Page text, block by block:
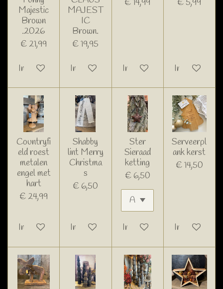
Majestic
Brown
.2026
€ 21,99
In winkelwagen
MAJEST
IC
Brown.
€ 19,95
In winkelwagen
€ 14,99
In winkelwagen
€ 5,99
In
Countryfi
eld roest
metalen
engel met
hart
€ 24,99
In winkelwagen
Shabby
lint Merry
Christma
s
€ 6,50
In winkelwagen
Ster
Sieraad
ketting
€ 6,50
In winkelwagen
Serveerpl
ank kerst
€ 14,50
In